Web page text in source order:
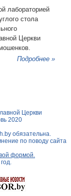
лабораторией
стола
Церкви
Подробнее »
Церкви
2020
обязательна.
по поводу сайта
формой.
год.